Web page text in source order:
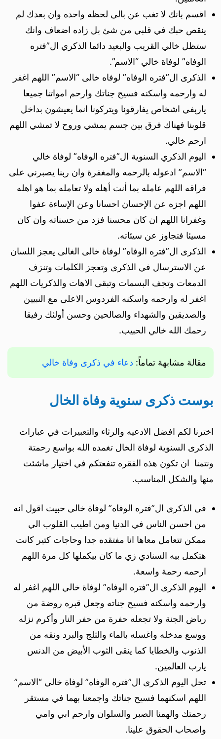
اقسم بانك لا تغب عن بالي لحظه واحده وان بعدك لم
ينقص حبك في قلبي من شئ بل زاده اضعاف وانك
ستظل خالي القريب والبعيد دائما الذكري ال”فتره
الوفاه” لوفاة خالي “الاسم”.
الذكرى ال”فتره الوفاه” لوفاه خالى “الاسم” اللهم اغفر
له وارحمه واسكنه فسيح جناتك وارحم امواتنا جميعا
ياربفي اشخاص يفارقونا ويتركونا انما يعيشون بداخل
قلوبنا فهناك فرق بين جسم يمشي وروح لا تمشي اللهم
ارحم خالي.
اليوم الذكري السنوية ال”فتره الوفاه” لوفاة خالي
“الاسم” ادعوله بالرحمه والمغفرة وان ربنا يصبرني على
فراقه اللهم عامله بما أنت أهله ولا تعامله بما هو اهله
اللهم اجزه عن الإحسان احسانا وعن الإساءة عفوا
وغفرانا اللهم ان كان محسنا فزد من حسناته وان كان
مسيئا فتجاوز عن سيئاته.
الذكرى ال”فتره الوفاه” لوفاة خالى الغالى يعجز اللسان
عن الاسترسال في الذكرى وتعجز الكلمات وتنزف
الدمعات وتجف البسمات وتبقى الاهات والذكريات اللهم
اغفر له وارحمه واسكنه الفردوس الاعلى مع النبيين
والصديقين والشهداء والصالحين وحسن أولئك رفيقا
رحمك الله خالي الحبيب.
مقالة مشابهة تماماً: دعاء في ذكرى وفاة خالي
بوست ذكرى سنوية وفاة الخال
اخترنا لكم افضل الادعيه والرثاء والتعبيرات في عبارات
الذكرى السنوية لوفاة الخال تغمده الله بواسع رحمتة
ونتمنا ان تكون هذه الفقره تنفعتكم في اختيار ماشئت
منها والشكل المناسب.
في الذكري ال”فتره الوفاه” لوفاة خالي حبيت اقول انه
من احسن الناس في الدنيا ومن اطيب القلوب الي
ممكن تتعامل معاها انا مفتقده جدا وحاجات كتير كانت
هتكمل بيه السنادي زي ما كان بيكملها كل مرة اللهم
ارحمه رحمة واسعة.
اليوم الذكرى ال”فتره الوفاه” لوفاة خالي اللهم اغفر له
وارحمه واسكنه فسيح جناته وجعل قبره روضة من
رياض الجنة ولا تجعله حفرة من حفر النار وأكرم نزله
ووسع مدخله واغسله بالماء والثلج والبرد ونقه من
الذنوب والخطايا كما ينقى الثوب الأبيض من الدنس
يارب العالمين.
تحل اليوم الذكرى ال”فتره الوفاه” لوفاة خالي “الاسم”
اللهم اسكنهما فسيح جناتك واجمعنا بهما في مستقر
رحمتك والهمنا الصبر والسلوان وارحم ابي وامي
واصحاب الحقوق علينا.